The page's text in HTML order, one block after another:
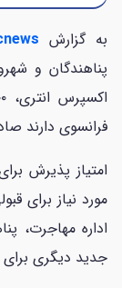
به گزارش
فرانسوی دارند
مورد نیاز برای
جدید دیگری برای